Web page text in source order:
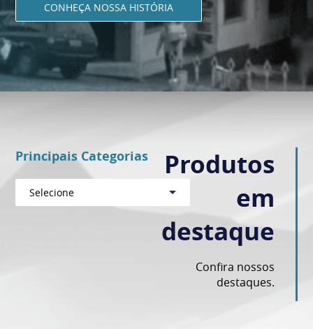
CONHEÇA NOSSA HISTÓRIA
Principais Categorias
Selecione
Produtos
em
destaque
Confira nossos
destaques.